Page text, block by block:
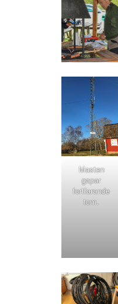
Masten
gapar
fortfarande
tom.